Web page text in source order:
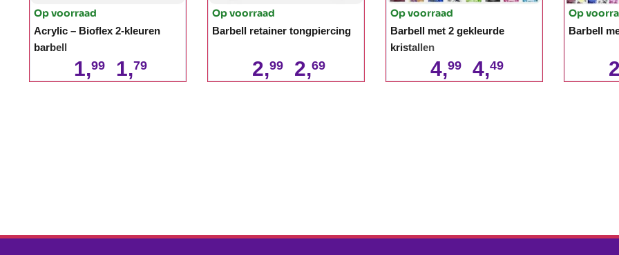
Op voorraad
Acrylic – Bioflex 2-kleuren
barbell
1,99 1,79
Op voorraad
Barbell retainer tongpiercing
2,99 2,69
Op voorraad
Barbell met 2 gekleurde
kristallen
4,99 4,49
Op
Barbell